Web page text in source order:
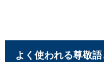
よく使われる尊敬